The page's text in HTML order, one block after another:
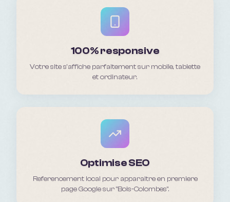
100% responsive
Votre site s'affiche parfaitement sur mobile, tablette
et ordinateur.
Optimise SEO
Referencement local pour apparaitre en premiere
page Google sur "Bois-Colombes".